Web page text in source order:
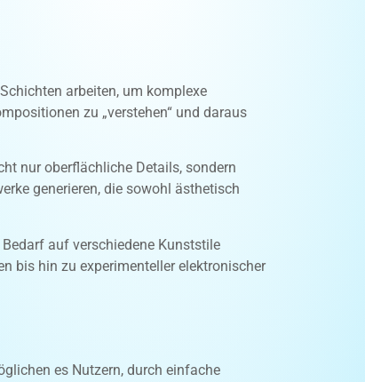
arbeiten, um komplexe
zu „verstehen“ und daraus
nur oberflächliche Details, sondern
generieren, die sowohl ästhetisch
auf verschiedene Kunststile
bis hin zu experimenteller elektronischer
es Nutzern, durch einfache